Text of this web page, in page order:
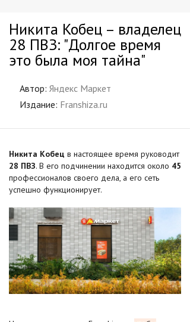
Никита Кобец – владелец
28 ПВЗ: "Долгое время
это была моя тайна"
Автор: Яндекс Маркет
Издание: Franshiza.ru
Никита Кобец в настоящее время руководит
28 ПВЗ. В его подчинении находится около 45
профессионалов своего дела, а его сеть
успешно функционирует.